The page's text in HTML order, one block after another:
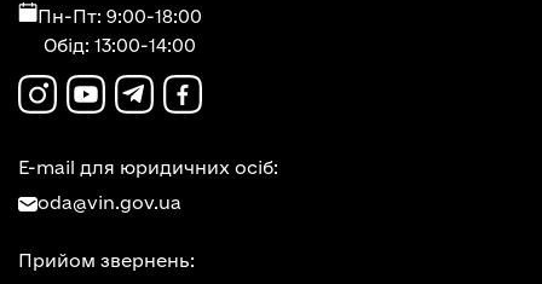
Пн-Пт: 9:00-18:00
Обід: 13:00-14:00
E-mail для юридичних осіб:
oda@vin.gov.ua
Прийом звернень: